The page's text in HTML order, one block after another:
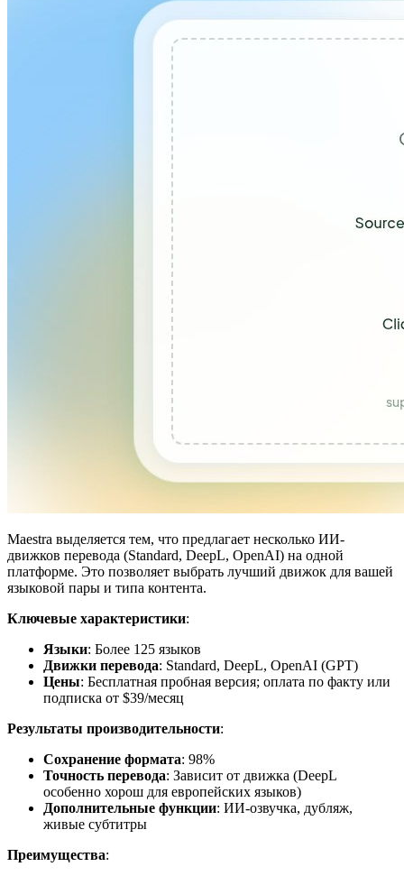
Maestra выделяется тем, что предлагает несколько ИИ-
движков перевода (Standard, DeepL, OpenAI) на одной
платформе. Это позволяет выбрать лучший движок для вашей
языковой пары и типа контента.
Ключевые характеристики:
Языки: Более 125 языков
Движки перевода: Standard, DeepL, OpenAI (GPT)
Цены: Бесплатная пробная версия; оплата по факту или
подписка от $39/месяц
Результаты производительности:
Сохранение формата: 98%
Точность перевода: Зависит от движка (DeepL
особенно хорош для европейских языков)
Дополнительные функции: ИИ-озвучка, дубляж,
живые субтитры
Преимущества: